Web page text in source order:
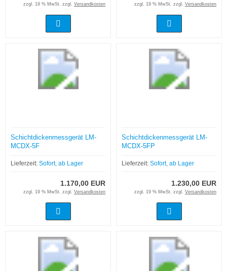
zzgl. 19 % MwSt. zzgl. Versandkosten zzgl. 19 % MwSt. zzgl. Versandkosten
Schichtdickenmessgerät LM-
MCDX-5F
Lieferzeit: Sofort, ab Lager
1.170,00 EUR
zzgl. 19 % MwSt. zzgl. Versandkosten
Schichtdickenmessgerät LM-
MCDX-5FP
Lieferzeit: Sofort, ab Lager
1.230,00 EUR
zzgl. 19 % MwSt. zzgl. Versandkosten